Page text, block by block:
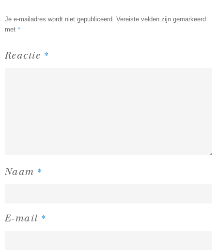
Je e-mailadres wordt niet gepubliceerd. Vereiste velden zijn gemarkeerd
met *
Reactie *
Naam *
E-mail *